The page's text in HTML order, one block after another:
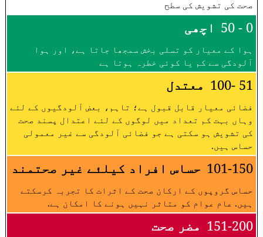
صحت کی تشویش کی سطح
0 - 50 اچھی
ہوا کے معیار کو تسلی بخش سمجھا جاتا ہے، اور ہوا
آلودگی سے کم یا کوئی خطرہ ہوتا ہے
51 -100 معتدل
فضائی معیار قابل قبول ہے؛ تاہم، بعض آلودگیوں کے لئے
وہاں بہت کم تعداد میں لوگوں کے لئے اعتدال پسند صحت
کی تشویش ہو سکتی ہے جو فضائی آلودگی سے غیر معمولی
حساس ہیں.
101-150 حساس افراد کیلئے غیر صحتمند
حساس گروپوں کے ارکان صحت کے اثرات کا تجربہ کرسکتے
ہیں. عام عوام کو متاثر نہیں ہونے کا امکان ہے.
151-200 مضر صحت